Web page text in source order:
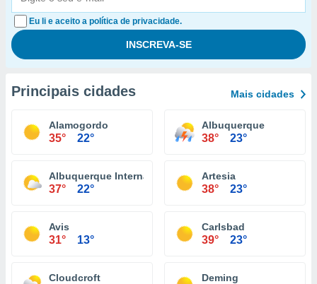
Eu li e aceito a política de privacidade.
Principais cidades Mais cidades
Alamogordo
35° 22°
Albuquerque
38° 23°
Albuquerque International Airport
37° 22°
Artesia
38° 23°
Avis
31° 13°
Carlsbad
39° 23°
Cloudcroft Deming